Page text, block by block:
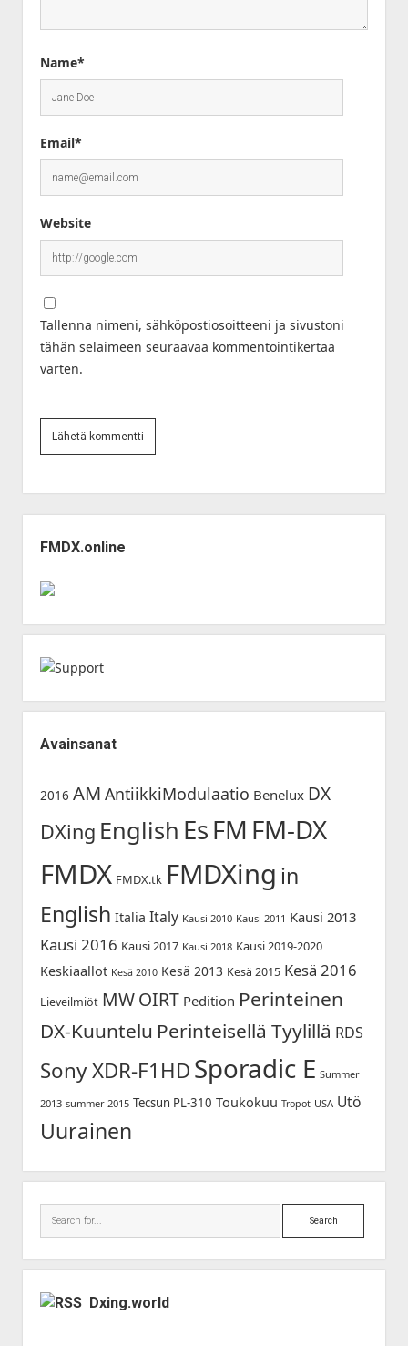
Name*
Email*
Website
Tallenna nimeni, sähköpostiosoitteeni ja sivustoni
tähän selaimeen seuraavaa kommentointikertaa
varten.
FMDX.online
Avainsanat
2016 AM AntiikkiModulaatio Benelux DX
DXing English EsFM FM-DX
FMDX FMDX.tk FMDXing in
English Italia Italy Kausi 2010 Kausi 2011 Kausi 2013
Kausi 2016 Kausi 2017 Kausi 2018 Kausi 2019-2020
Keskiaallot Kesä 2010 Kesä 2013 Kesä 2015 Kesä 2016
Lieveilmiöt MW OIRT Pedition Perinteinen
DX-Kuuntelu Perinteisellä Tyylillä RDS
Sony XDR-F1HDSporadic E Summer
2013 summer 2015 Tecsun PL-310 Toukokuu Tropot USA Utö
Uurainen
Search
Dxing.world